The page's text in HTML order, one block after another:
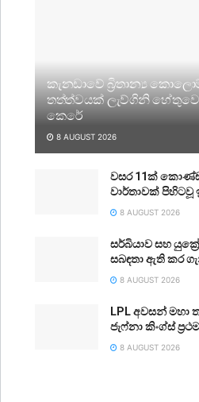
කැනඩාවේ බ්‍රිතාන්‍ය
තත්ත්වයක් ලැව්ගිනි
කෙරේ
8 AUGUST 2026
වසර 11ක්
වාර්තාවක්
8 AUGUST 2026
සර්බියාව සහ
සබඳතා ඇති කර
8 AUGUST 2026
LPL අවසන් මහා
ජැෆ්නා කිංග්ස්
8 AUGUST 2026